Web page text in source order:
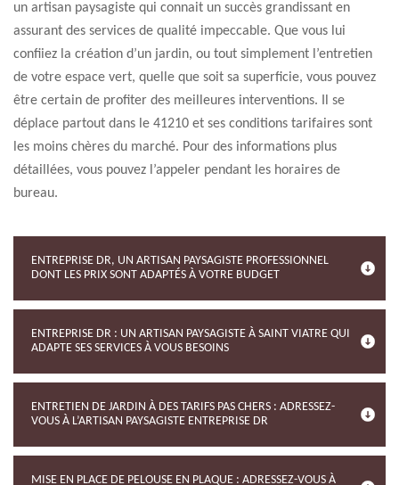
un artisan paysagiste qui connait un succès grandissant en
assurant des services de qualité impeccable. Que vous lui
confiiez la création d’un jardin, ou tout simplement l’entretien
de votre espace vert, quelle que soit sa superficie, vous pouvez
être certain de profiter des meilleures interventions. Il se
déplace partout dans le 41210 et ses conditions tarifaires sont
les moins chères du marché. Pour des informations plus
détaillées, vous pouvez l’appeler pendant les horaires de
bureau.
ENTREPRISE DR, UN ARTISAN PAYSAGISTE PROFESSIONNEL
DONT LES PRIX SONT ADAPTÉS À VOTRE BUDGET
ENTREPRISE DR : UN ARTISAN PAYSAGISTE À SAINT VIATRE QUI
ADAPTE SES SERVICES À VOUS BESOINS
ENTRETIEN DE JARDIN À DES TARIFS PAS CHERS : ADRESSEZ-
VOUS À L’ARTISAN PAYSAGISTE ENTREPRISE DR
MISE EN PLACE DE PELOUSE EN PLAQUE : ADRESSEZ-VOUS À